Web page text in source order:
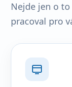
Nejde jen o
pracoval pro